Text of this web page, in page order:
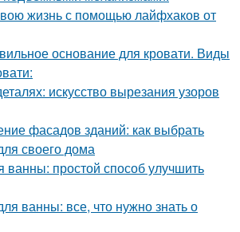
жизнь с помощью лайфхаков от
основание для кровати. Виды
искусство вырезания узоров
фасадов зданий: как выбрать
своего дома
ванны: простой способ улучшить
ванны: все, что нужно знать о